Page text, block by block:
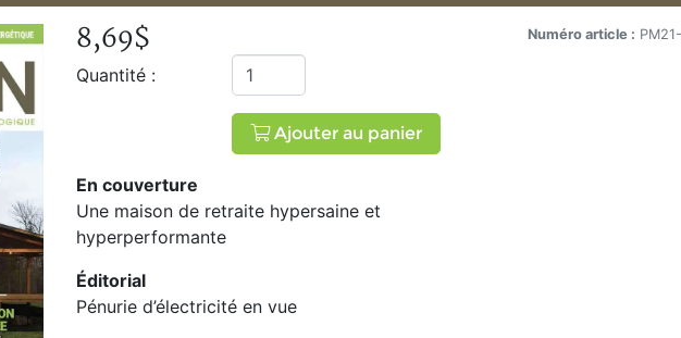
No. 3, été 2023
Numéro article :
siècle Vol. 30, No. 3, été 2023
8,69$
Quantité :
Ajouter au panier
En couverture
Une maison de retraite hypersaine et
hyperperformante
Éditorial
Pénurie d’électricité en vue